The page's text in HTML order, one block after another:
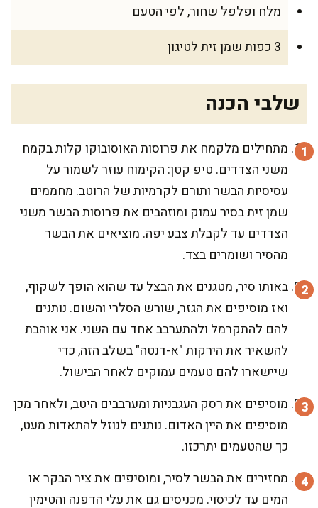
מלח ופלפל שחור, לפי הטעם
3 כפות שמן זית לטיגון
שלבי הכנה
מתחילים מלקמח את פרוסות האוסובוקו קלות בקמח
משני הצדדים. טיפ קטן: הקימוח עוזר לשמור על
עסיסיות הבשר ותורם לקרמיות של הרוטב. מחממים
שמן זית בסיר עמוק ומוזהבים את פרוסות הבשר משני
הצדדים עד לקבלת צבע יפה. מוציאים את הבשר
מהסיר ושומרים בצד.
באותו סיר, מטגנים את הבצל עד שהוא הופך לשקוף,
ואז מוסיפים את הגזר, שורש הסלרי והשום. נותנים
להם להתקרמל ולהתערבב אחד עם השני. אני אוהבת
להשאיר את הירקות "א-דנטה" בשלב הזה, כדי
שיישארו להם טעמים עמוקים לאחר הבישול.
מוסיפים את רסק העגבניות ומערבבים היטב, ולאחר מכן
מוסיפים את היין האדום. נותנים לנוזל להתאדות מעט,
כך שהטעמים יתרכזו.
מחזירים את הבשר לסיר, ומוסיפים את ציר הבקר או
המים עד לכיסוי. מכניסים גם את עלי הדפנה והטימין